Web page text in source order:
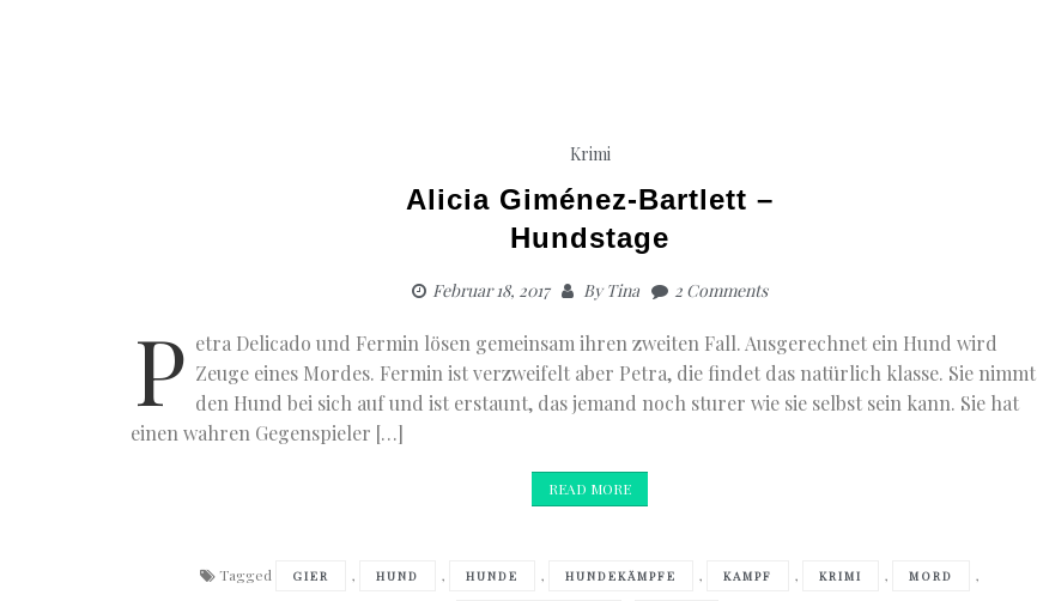
Krimi
Alicia Giménez-Bartlett –
Hundstage
Februar 18, 2017 ByTina 2 Comments
P etra Delicado und Fermin lösen gemeinsam ihren zweiten Fall. Ausgerechnet ein Hund wird
Zeuge eines Mordes. Fermin ist verzweifelt aber Petra, die findet das natürlich klasse. Sie nimmt
den Hund bei sich auf und ist erstaunt, das jemand noch sturer wie sie selbst sein kann. Sie hat
einen wahren Gegenspieler […]
READ MORE
Tagged GIER , HUND , HUNDE , HUNDEKÄMPFE , KAMPF , KRIMI , MORD ,